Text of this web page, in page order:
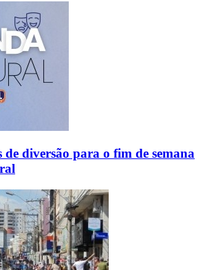
de diversão para o fim de semana